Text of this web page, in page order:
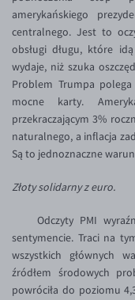
ZAR/PLN
EUR/USD
EUR/GBP
EUR/CHF
EUR/CZK
EUR/DKK
EUR/AUD
EUR/BGN
EUR/CAD
amerykańskiego
centralnego. Jest to
obsługi długu, które
wydaje, niż szuka
Problem Trumpa
mocne karty.
przekraczającym 3%
naturalnego, a inflacja
Są to jednoznaczne
Złoty solidarny z euro.
Odczyty PMI
sentymencie. Traci na
wszystkich głównych
źródłem środowych
powróciła do poziomu